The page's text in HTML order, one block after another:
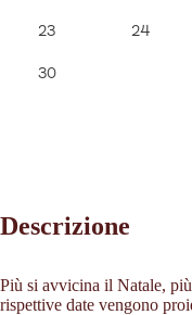
23 24
30
Descrizione
Più si avvicina il Natale,
rispettive date vengono